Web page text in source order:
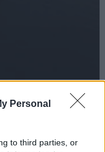
Personal
to third parties, or
rafinerie odwracają
celem rosyjskich